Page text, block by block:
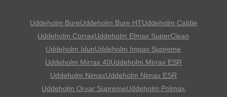
Uddeholm BureUddeholm Bure HTUddeholm Caldie
Uddeholm CorraxUddeholm Elmax SuperClean
Uddeholm IdunUddeholm Impax Supreme
Uddeholm Mirrax 40Uddeholm Mirrax ESR
Uddeholm NimaxUddeholm Nimax ESR
Uddeholm Orvar SupremeUddeholm Polmax